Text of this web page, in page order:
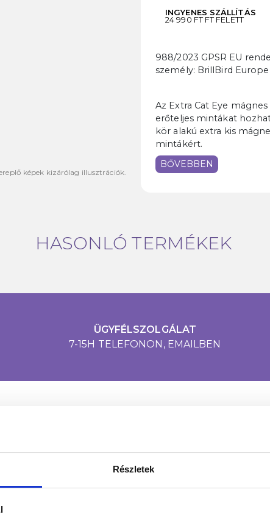
Részletek
képek kizárólag illusztrációk.
INGYENES SZÁLLÍTÁS
24 990 FT FT FELETT
988/2023 GPSR EU
személy: BrillBird
Az Extra Cat Eye
erőteljes mintákat
kör alakú extra kis
mintákért.
BŐVEBBEN
HASONLÓ TERMÉKEK
ÜGYFÉLSZOLGÁLAT
7-15H TELEFONON, EMAILBEN